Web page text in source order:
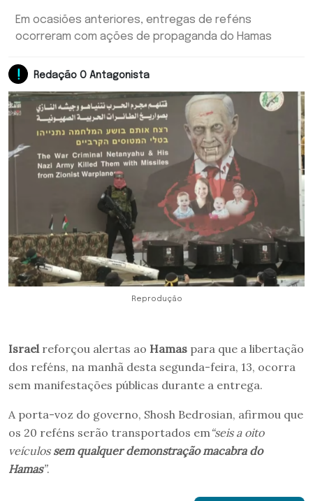
Em ocasiões anteriores, entregas de reféns
ocorreram com ações de propaganda do Hamas
Redação O Antagonista
Reprodução
Israelreforçou alertas ao Hamas para que a libertação
dos reféns, na manhã desta segunda-feira, 13, ocorra
sem manifestações públicas durante a entrega.
A porta-voz do governo, Shosh Bedrosian, afirmou que
os 20 reféns serão transportados em“seis a oito
veículos sem qualquer demonstração macabra do
Hamas”.